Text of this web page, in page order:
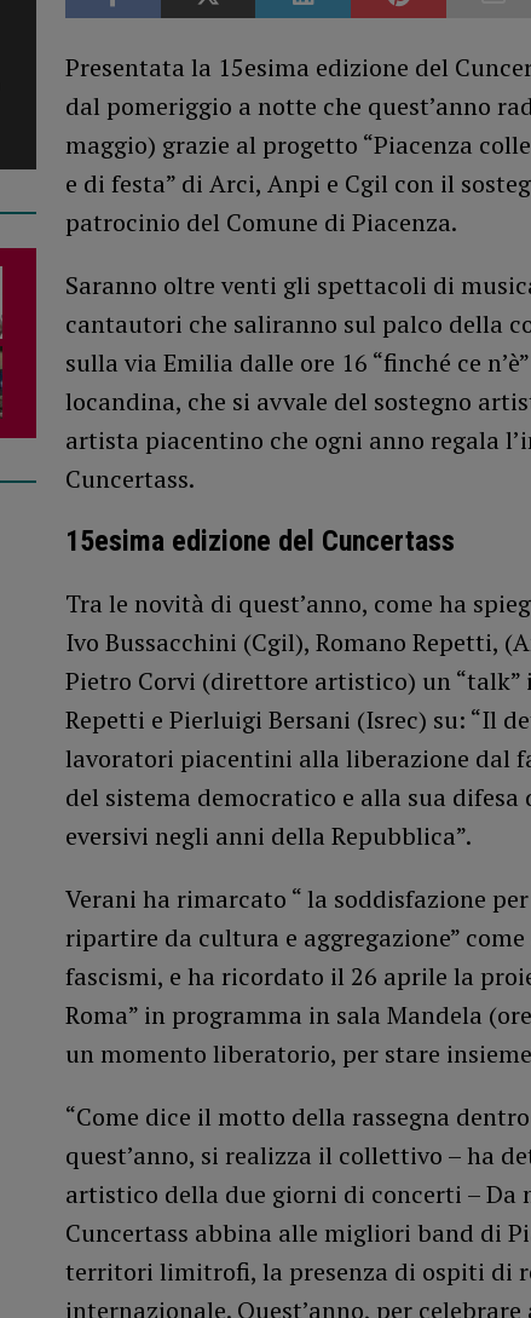
Presentata la 15esima edizione del
dal pomeriggio a notte che quest’anno
maggio) grazie al progetto “Piacenza
e di festa” di Arci, Anpi e Cgil con il
patrocinio del Comune di Piacenza.
Saranno oltre venti gli spettacoli di
cantautori che saliranno sul palco della
sulla via Emilia dalle ore 16 “finché ce
locandina, che si avvale del sostegno
artista piacentino che ogni anno regala
Cuncertass.
15esima edizione del Cuncertass
Tra le novità di quest’anno, come ha
Ivo Bussacchini (Cgil), Romano Repetti,
Pietro Corvi (direttore artistico) un “talk”
Repetti e Pierluigi Bersani (Isrec) su: “Il
lavoratori piacentini alla liberazione dal
del sistema democratico e alla sua
eversivi negli anni della Repubblica”.
Verani ha rimarcato “ la soddisfazione
ripartire da cultura e aggregazione”
fascismi, e ha ricordato il 26 aprile la
Roma” in programma in sala Mandela
un momento liberatorio, per stare
“Come dice il motto della rassegna
quest’anno, si realizza il collettivo – ha
artistico della due giorni di concerti –
Cuncertass abbina alle migliori band di
territori limitrofi, la presenza di ospiti di
internazionale. Quest’anno, per